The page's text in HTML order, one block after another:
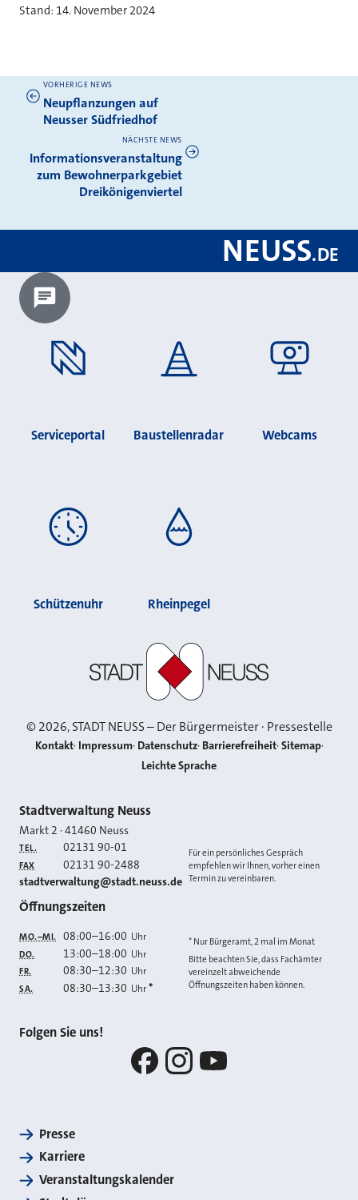
Stand: 14. November 2024
Weitere News
VORHERIGE NEWS
Neupflanzungen auf
Neusser Südfriedhof
NÄCHSTE NEWS
Informationsveranstaltung
zum Bewohnerparkgebiet
Dreikönigenviertel
NEUSS.DE
Chatbot laden?
Serviceportal Baustellenradar Webcams
Schützenuhr Rheinpegel
©2026, STADT NEUSS – Der Bürgermeister · Pressestelle
Kontakt Impressum Datenschutz Barrierefreiheit Sitemap
Leichte Sprache
Kontakt
Stadtverwaltung Neuss
Markt 2 ·41460 Neuss
TEL. 02131 90-01
FAX 02131 90-2488
E-MAIL
stadtverwaltung@stadt.neuss.de
Für ein persönliches Gespräch
empfehlen wir Ihnen, vorher einen
Termin zu vereinbaren.
Öffnungszeiten
MO.–MI. 08:00–16:00 Uhr
DO. 13:00–18:00 Uhr
FR. 08:30–12:30 Uhr
SA. 08:30–13:30 Uhr *
* Nur Bürgeramt, 2 mal im Monat
Bitte beachten Sie, dass Fachämter
vereinzelt abweichende
Öffnungszeiten haben können.
Folgen Sie uns!
Presse
Karriere
Veranstaltungskalender